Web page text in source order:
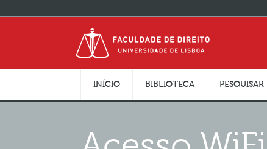
INÍCIO BIBLIOTECA PESQUISAR